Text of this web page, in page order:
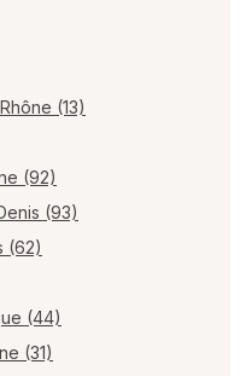
(13)
(92)
(93)
(62)
(44)
(31)